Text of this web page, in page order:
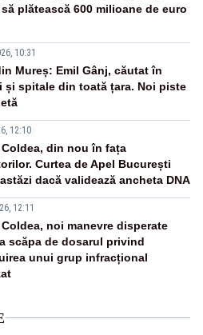
plătească 600 milioane de euro
10:31
Mureș: Emil Gânj, căutat în
și spitale din toată țara. Noi piste
12:10
din nou în fața
Curtea de Apel București
dacă validează ancheta DNA
12:11
noi manevre disperate
scăpa de dosarul privind
unui grup infracțional